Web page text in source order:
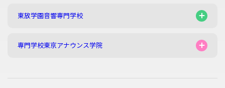
東放学園音響専門学校
専門学校東京アナウンス学院